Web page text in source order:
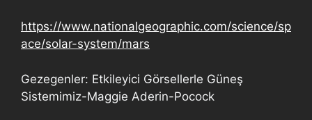
https://www.nationalgeographic.com/science/sp
ace/solar-system/mars
Gezegenler: Etkileyici Görsellerle Güneş
Sistemimiz-Maggie Aderin-Pocock